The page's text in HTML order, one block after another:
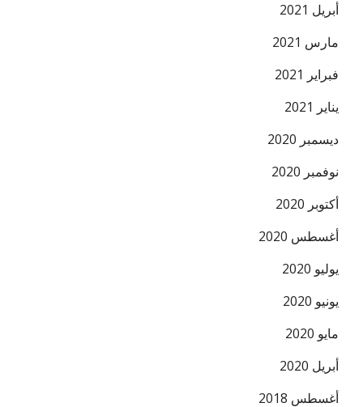
أبريل 2021
مارس 2021
فبراير 2021
يناير 2021
ديسمبر 2020
نوفمبر 2020
أكتوبر 2020
أغسطس 2020
يوليو 2020
يونيو 2020
مايو 2020
أبريل 2020
أغسطس 2018